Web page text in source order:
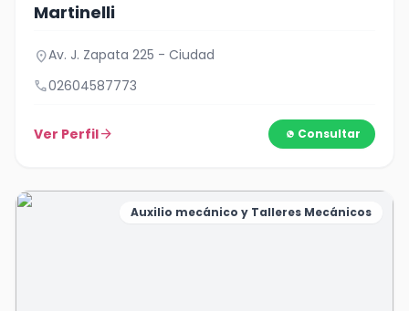
Martinelli
location_onAv. J. Zapata 225 - Ciudad
call02604587773
Ver Perfilarrow_forward Consultar
Auxilio mecánico y Talleres Mecánicos